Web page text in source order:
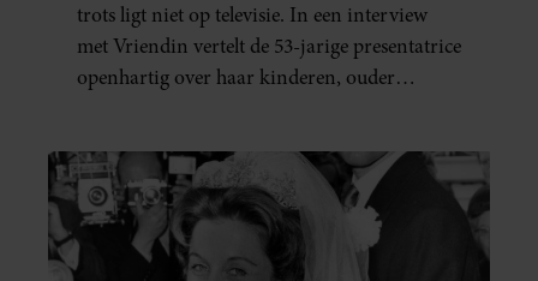
trots ligt niet op televisie. In een interview
met Vriendin vertelt de 53-jarige presentatrice
openhartig over haar kinderen, ouder
welke levenslessen haar vandaag de dag het
meest bezighouden.